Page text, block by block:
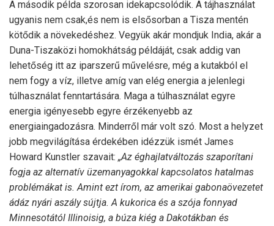
A második példa szorosan idekapcsolódik. A tájhasználat
ugyanis nem csak,és nem is elsősorban a Tisza mentén
kötődik a növekedéshez. Vegyük akár mondjuk India, akár a
Duna-Tiszaközi homokhátság példáját, csak addig van
lehetőség itt az iparszerű művelésre, még a kutakból el
nem fogy a víz, illetve amíg van elég energia a jelenlegi
túlhasználat fenntartására. Maga a túlhasználat egyre
energia igényesebb egyre érzékenyebb az
energiaingadozásra. Minderről már volt szó. Most a helyzet
jobb megvilágítása érdekében idézzük ismét James
Howard Kunstler szavait: „Az éghajlatváltozás szaporítani
fogja az alternatív üzemanyagokkal kapcsolatos hatalmas
problémákat is. Amint ezt írom, az amerikai gabonaövezetet
ádáz nyári aszály sújtja. A kukorica és a szója fonnyad
Minnesotától Illinoisig, a búza kiég a Dakotákban és